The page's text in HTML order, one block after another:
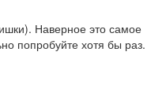
Наверное это самое
попробуйте хотя бы раз.